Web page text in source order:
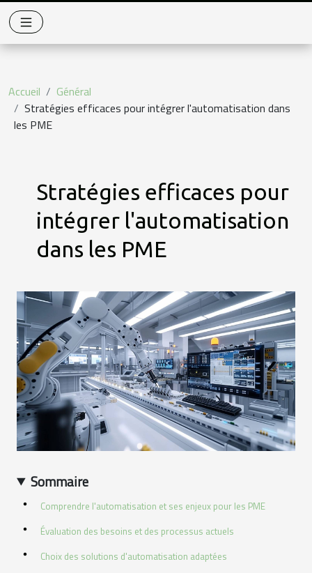
Accueil
Général
Stratégies efficaces pour intégrer l'automatisation dans
les PME
Stratégies efficaces pour
intégrer l'automatisation
dans les PME
Sommaire
Comprendre l'automatisation et ses enjeux pour les PME
Évaluation des besoins et des processus actuels
Choix des solutions d'automatisation adaptées